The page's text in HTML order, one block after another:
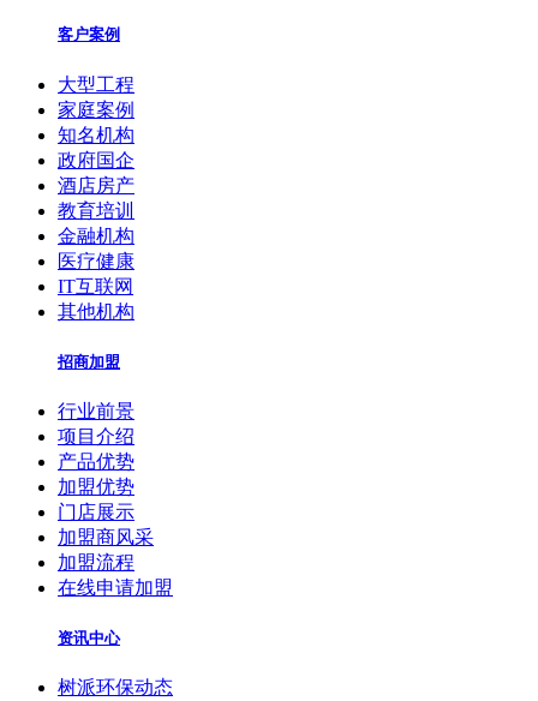
客户案例
大型工程
家庭案例
知名机构
政府国企
酒店房产
教育培训
金融机构
医疗健康
IT互联网
其他机构
招商加盟
行业前景
项目介绍
产品优势
加盟优势
门店展示
加盟商风采
加盟流程
在线申请加盟
资讯中心
树派环保动态